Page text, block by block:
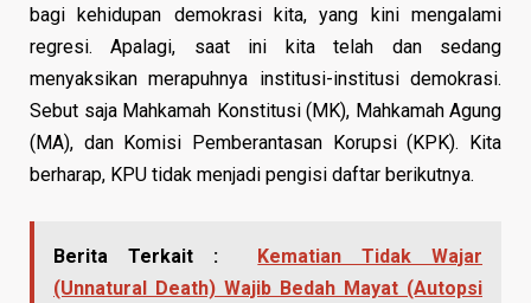
bagi kehidupan demokrasi kita, yang kini mengalami
regresi. Apalagi, saat ini kita telah dan sedang
menyaksikan merapuhnya institusi-institusi demokrasi.
Sebut saja Mahkamah Konstitusi (MK), Mahkamah Agung
(MA), dan Komisi Pemberantasan Korupsi (KPK). Kita
berharap, KPU tidak menjadi pengisi daftar berikutnya.
Berita Terkait :
Kematian Tidak Wajar
(Unnatural Death) Wajib Bedah Mayat (Autopsi